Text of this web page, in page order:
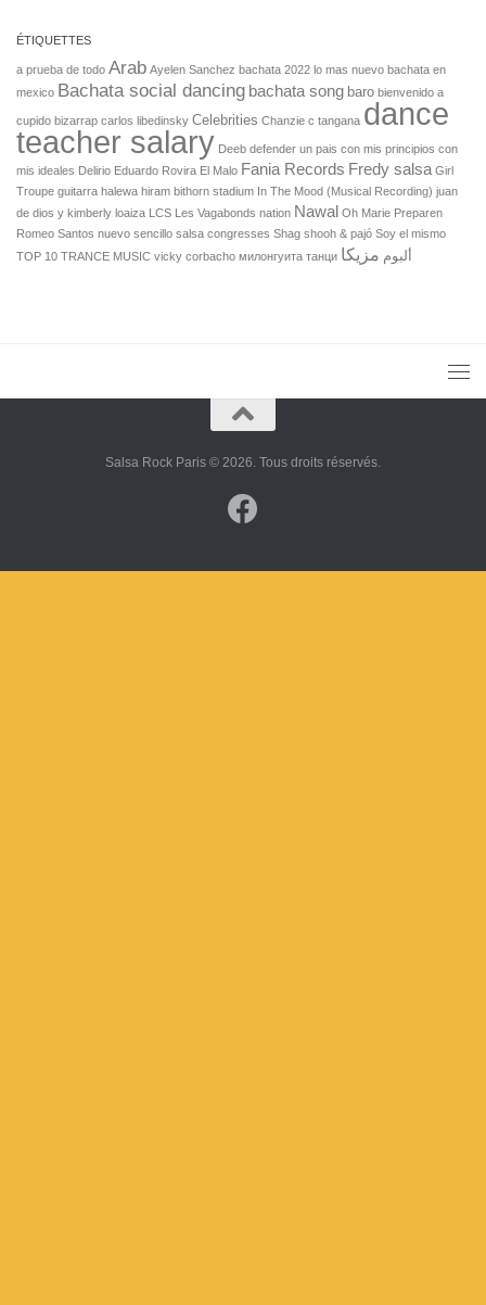
ÉTIQUETTES
a prueba de todo Arab Ayelen Sanchez bachata 2022 lo mas nuevo bachata en
mexico Bachata social dancing bachata song baro bienvenido a
cupido bizarrap carlos libedinsky Celebrities Chanzie c tangana dance
teacher salary Deeb defender un pais con mis principios con
mis ideales Delirio Eduardo Rovira El Malo Fania Records Fredy salsa Girl
Troupe guitarra halewa hiram bithorn stadium In The Mood (Musical Recording) juan
de dios y kimberly loaiza LCS Les Vagabonds nation Nawal Oh Marie Preparen
Romeo Santos nuevo sencillo salsa congresses Shag shooh & pajó Soy el mismo
TOP 10 TRANCE MUSIC vicky corbacho милонгуита танци ألبوم مزيكا
Salsa Rock Paris © 2026. Tous droits réservés.